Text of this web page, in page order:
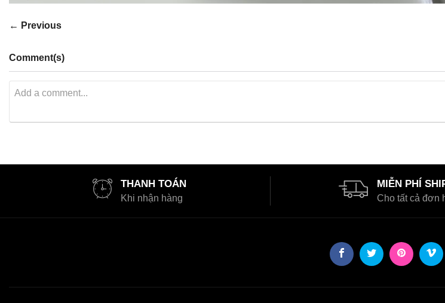
← Previous
Comment(s)
THANH TOÁN
Khi nhận hàng
MIỄN PHÍ
Cho tất cả đơn